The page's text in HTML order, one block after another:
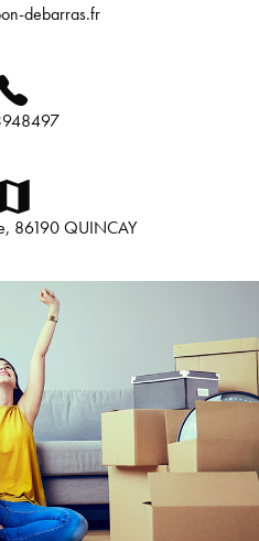
debarras.fr
86190 QUINCAY